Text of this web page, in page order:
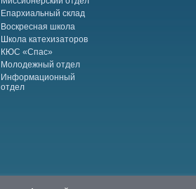
Епархиальный склад
Воскресная школа
Школа катехизаторов
КЮС «Спас»
Молодежный отдел
Информационный
отдел